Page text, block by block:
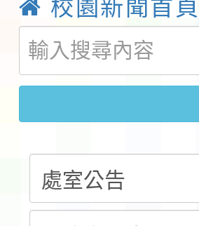
115年8月22
桃園市孔廟
開 智慧啟航
「2026桃園
轉知國立東
共學行動站
習海報及各區
教育部校安
報
淨零綠領人
校園新聞首